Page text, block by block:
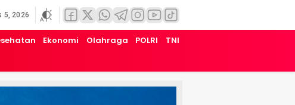
5, 2026
Ekonomi Olahraga POLRI
TNI